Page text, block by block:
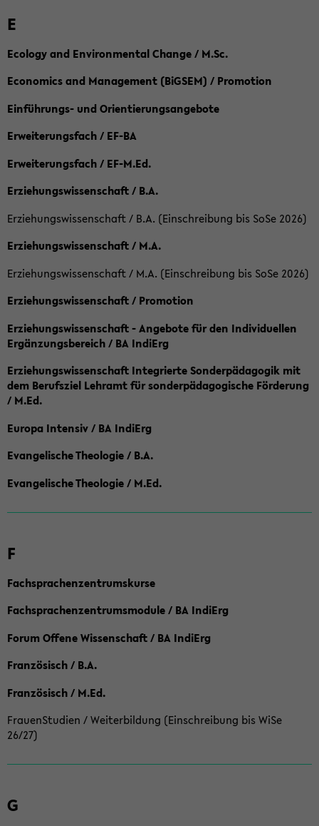
E
Ecology and Environmental Change / M.Sc.
Economics and Management (BiGSEM) / Promotion
Einführungs- und Orientierungsangebote
Erweiterungsfach / EF-BA
Erweiterungsfach / EF-M.Ed.
Erziehungswissenschaft / B.A.
Erziehungswissenschaft / B.A. (Einschreibung bis SoSe 2026)
Erziehungswissenschaft / M.A.
Erziehungswissenschaft / M.A. (Einschreibung bis SoSe 2026)
Erziehungswissenschaft / Promotion
Erziehungswissenschaft - Angebote für den Individuellen
Ergänzungsbereich / BA IndiErg
Erziehungswissenschaft Integrierte Sonderpädagogik mit
dem Berufsziel Lehramt für sonderpädagogische Förderung
/ M.Ed.
Europa Intensiv / BA IndiErg
Evangelische Theologie / B.A.
Evangelische Theologie / M.Ed.
F
Fachsprachenzentrumskurse
Fachsprachenzentrumsmodule / BA IndiErg
Forum Offene Wissenschaft / BA IndiErg
Französisch / B.A.
Französisch / M.Ed.
FrauenStudien / Weiterbildung (Einschreibung bis WiSe
26/27)
G